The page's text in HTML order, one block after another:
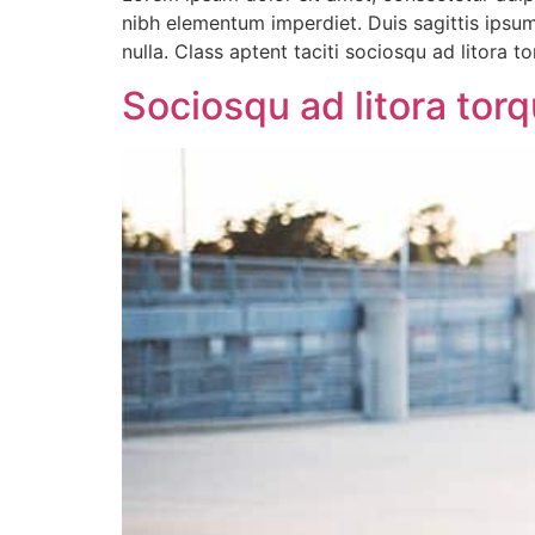
nibh elementum imperdiet. Duis sagittis
nulla. Class aptent taciti sociosqu ad litora
Sociosqu ad litora